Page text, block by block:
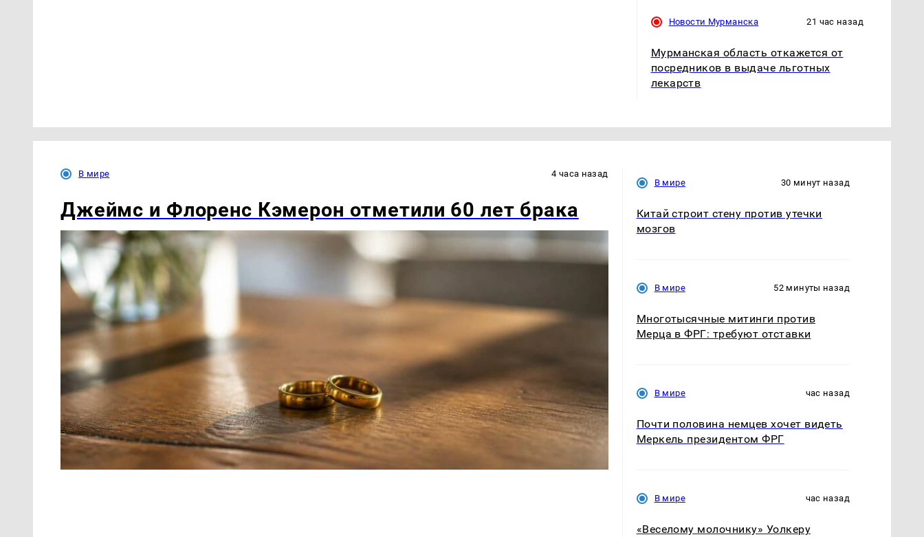
Новости Мурманска 21 час назад
Мурманская область откажется от
посредников в выдаче льготных
лекарств
В мире 4 часа назад
Джеймс и Флоренс Кэмерон отметили 60 лет брака
В мире 30 минут назад
Китай строит стену против утечки
мозгов
В мире 52 минуты назад
Многотысячные митинги против
Мерца в ФРГ: требуют отставки
В мире час назад
Почти половина немцев хочет видеть
Меркель президентом ФРГ
В мире час назад
«Веселому молочнику» Уолкеру